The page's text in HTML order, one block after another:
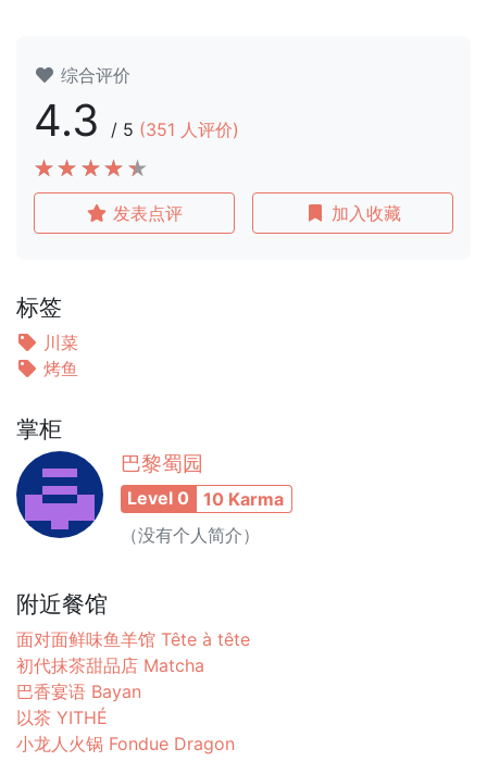
综合评价
4.3 / 5 (351 人评价)
发表点评 加入收藏
标签
川菜
烤鱼
掌柜
巴黎蜀园
Level 0
10 Karma
（没有个人简介）
附近餐馆
面对面鲜味鱼羊馆 Tête à tête
初代抹茶甜品店 Matcha
巴香宴语 Bayan
以茶 YITHÉ
小龙人火锅 Fondue Dragon